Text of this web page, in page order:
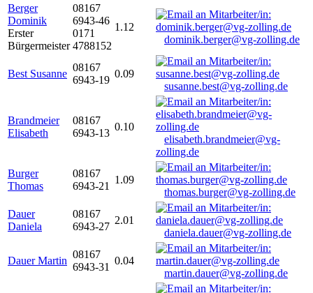
Berger
Dominik
Erster
Bürgermeister
08167
6943-46
0171
4788152
1.12
dominik.berger@vg-zolling.de
Best Susanne
08167
6943-19
0.09
susanne.best@vg-zolling.de
Brandmeier
Elisabeth
08167
6943-13
0.10
elisabeth.brandmeier@vg-
zolling.de
Burger
Thomas
08167
6943-21
1.09
thomas.burger@vg-zolling.de
Dauer
Daniela
08167
6943-27
2.01
daniela.dauer@vg-zolling.de
Dauer Martin
08167
6943-31
0.04
martin.dauer@vg-zolling.de